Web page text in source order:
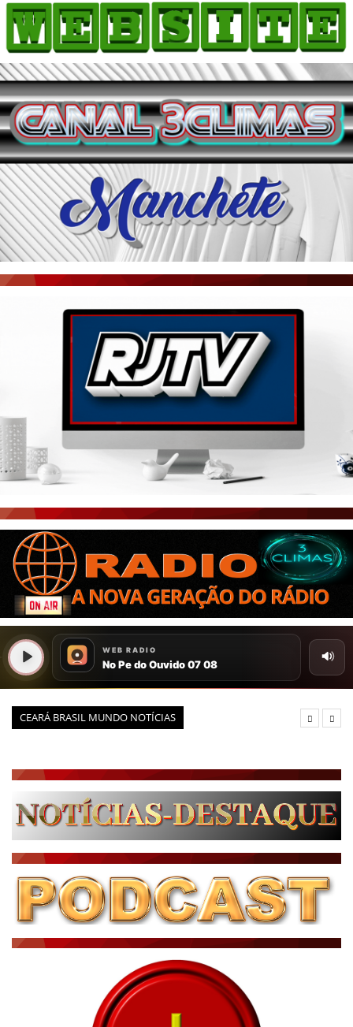
CEARÁ BRASIL MUNDO NOTÍCIAS
HOME
COMO ANUNCIAR
JORNAIS DO BRASIL
PODCAST/NOTÍCIAS
AS NOTÍCIAS DO DIA
ACONTECEU...VIROU MANCHETE!
BLOGS & COLUNAS
AGÊNCIA DE NOTÍCIAS
CNN BRASIL
PORTAL CEARÁ
ÚLTIMAS POSTAGENS
BOAS NOTÍCIAS...VIRAM MANCHETE!
CEARÁ BRASIL NOTÍCIAS
CEARÁ BRASIL MUNDO 1
BRASIL DE FATO
NOTÍCIAS GERAIS
CONECTE-SE
REGISTO